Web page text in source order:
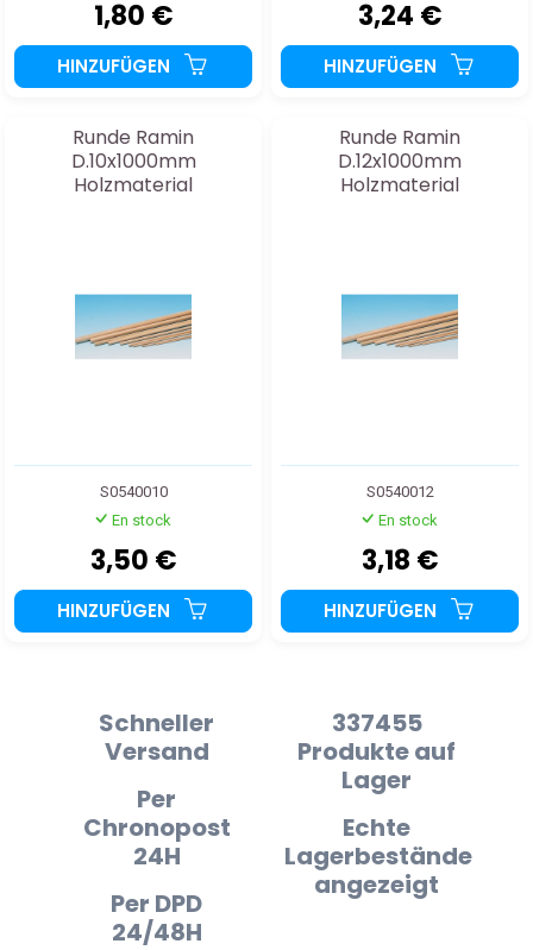
1,80 €
HINZUFÜGEN
3,24 €
HINZUFÜGEN
Runde Ramin
D.10x1000mm
Holzmaterial
S0540010
En stock
3,50 €
HINZUFÜGEN
Runde Ramin
D.12x1000mm
Holzmaterial
S0540012
En stock
3,18 €
HINZUFÜGEN
Schneller
Versand
Per
Chronopost
24H
Per DPD
24/48H
337455
Produkte auf
Lager
Echte
Lagerbestände
angezeigt